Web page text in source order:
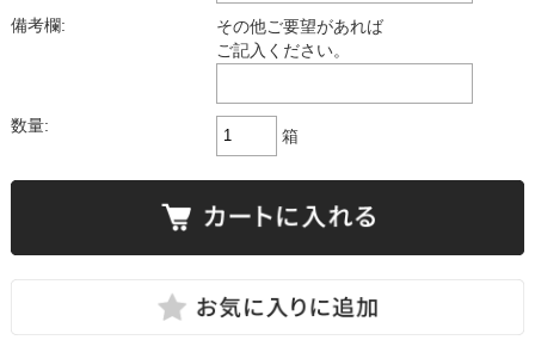
備考欄:
その他ご要望があれば
ご記入ください。
数量:
箱